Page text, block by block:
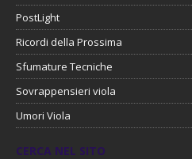
PostLight
Ricordi della Prossima
Sfumature Tecniche
Sovrappensieri viola
Umori Viola
CERCA NEL SITO